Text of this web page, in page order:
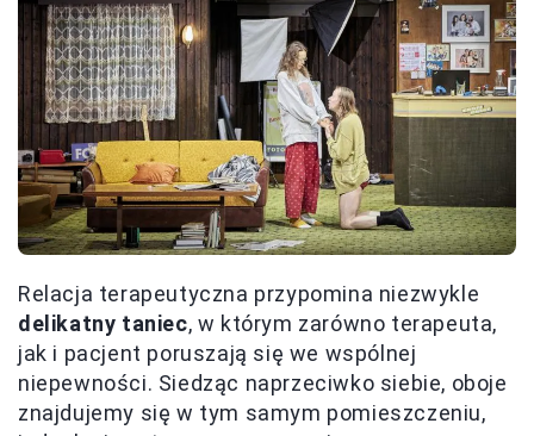
Relacja terapeutyczna przypomina niezwykle
delikatny taniec, w którym zarówno terapeuta,
jak i pacjent poruszają się we wspólnej
niepewności. Siedząc naprzeciwko siebie, oboje
znajdujemy się w tym samym pomieszczeniu,